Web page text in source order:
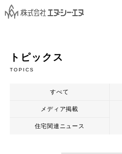
トピックス
TOPICS
すべて
メディア掲載
住宅関連ニュース